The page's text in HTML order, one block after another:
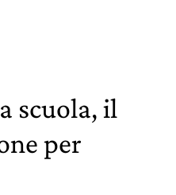
scuola, il
per